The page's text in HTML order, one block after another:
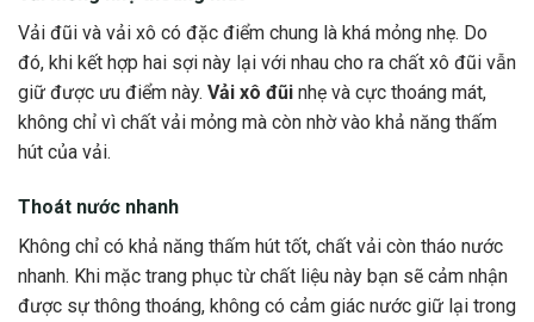
Vải đũi và vải xô có đặc điểm chung là khá mỏng nhẹ. Do
đó, khi kết hợp hai sợi này lại với nhau cho ra chất xô đũi vẫn
giữ được ưu điểm này. Vải xô đũi nhẹ và cực thoáng mát,
không chỉ vì chất vải mỏng mà còn nhờ vào khả năng thấm
hút của vải.
Thoát nước nhanh
Không chỉ có khả năng thấm hút tốt, chất vải còn tháo nước
nhanh. Khi mặc trang phục từ chất liệu này bạn sẽ cảm nhận
được sự thông thoáng, không có cảm giác nước giữ lại trong